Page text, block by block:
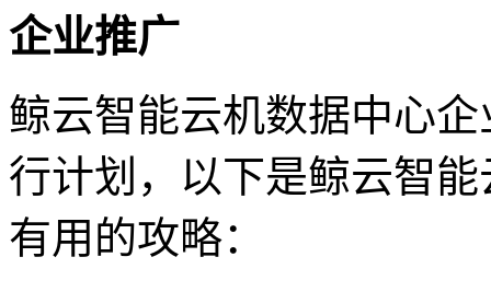
企业推广
鲸云智能云机数据中心
行计划，以下是鲸云智
有用的攻略：